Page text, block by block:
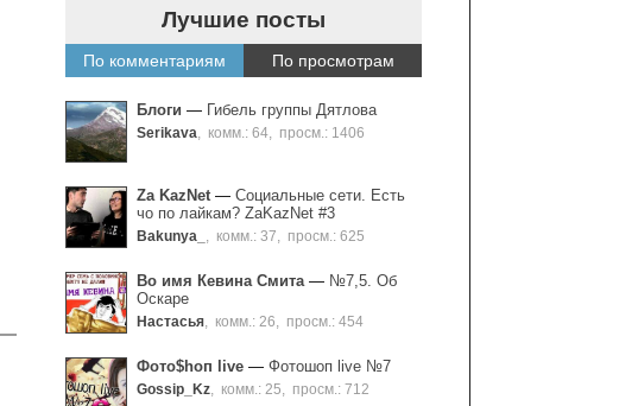
Лучшие посты
По комментариям По просмотрам
Блоги — Гибель группы Дятлова
Serikava комм.: 64 просм.: 1406
Za KazNet— Социальные сети. Есть
чо по лайкам? ZaKazNet #3
Bakunya_ комм.: 37 просм.: 625
Во имя Кевина Смита— №7,5. Об
Оскаре
Настасья комм.: 26 просм.: 454
Фото$hоп live — Фотошоп live №7
Gossip_Kz комм.: 25 просм.: 712